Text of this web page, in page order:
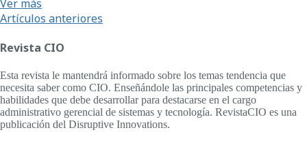
Ver más
Artículos anteriores
Revista CIO
Esta revista le mantendrá informado sobre los temas tendencia que
necesita saber como CIO. Enseñándole las principales competencias y
habilidades que debe desarrollar para destacarse en el cargo
administrativo gerencial de sistemas y tecnología. RevistaCIO es una
publicación del Disruptive Innovations.